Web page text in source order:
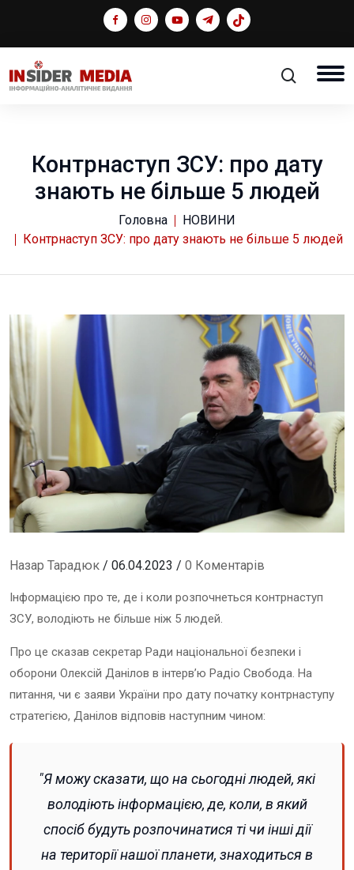
Контрнаступ ЗСУ: про дату
знають не більше 5 людей
Головна
НОВИНИ
Контрнаступ ЗСУ: про дату знають не більше 5 людей
Назар Тарадюк / 06.04.2023 / 0 Коментарів
Інформацією про те, де і коли розпочнеться контрнаступ
ЗСУ, володіють не більше ніж 5 людей.
Про це сказав секретар Ради національної безпеки і
оборони Олексій Данілов в інтерв’ю Радіо Свобода. На
питання, чи є заяви України про дату початку контрнаступу
стратегією, Данілов відповів наступним чином:
"Я можу сказати, що на сьогодні людей, які
володіють інформацією, де, коли, в який
спосіб будуть розпочинатися ті чи інші дії
на території нашої планети, знаходиться в